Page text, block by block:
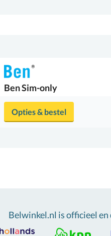
BenSim-only
Opties & bestel
Belwinkel.nl is officieel